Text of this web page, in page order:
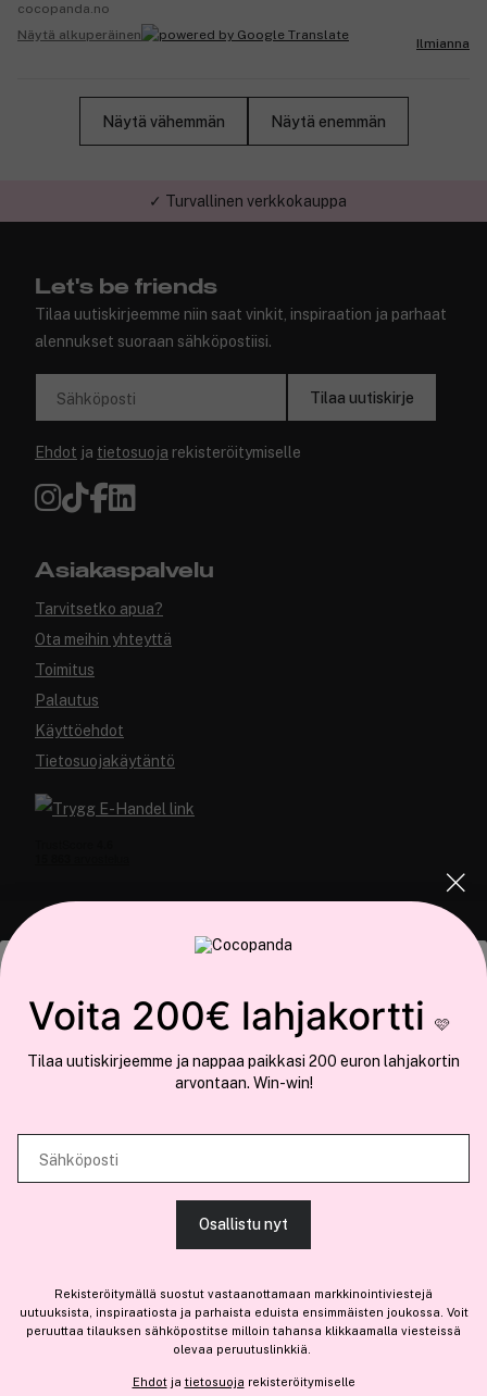
Tämä sivusto käyttää evästeitä
Käytämme evästeitä tarjoamamme sisällön ja mainosten
räätälöimiseen, sosiaalisen median ominaisuuksien tukemiseen ja
käytät sivustoamme. Kumppanimme voivat yhdistää näitä tietoja muihin
cocopanda.no
Näytä alkuperäinen
Ilmianna
Näytä vähemmän Näytä enemmän
✓ Turvallinen verkkokauppa
Let's be friends
Tilaa uutiskirjeemme niin saat vinkit, inspiraation ja parhaat
alennukset suoraan sähköpostiisi.
Sähköposti Tilaa uutiskirje
Ehdot ja tietosuoja rekisteröitymiselle
Asiakaspalvelu
Tarvitsetko apua?
Ota meihin yhteyttä
Toimitus
Palautus
Käyttöehdot
Tietosuojakäytäntö
Meistä
Olemme osaBrandsdal Group AS
Jos haluat henkilökohtaista neuvoa ammattitason hiustuotteista,
Voita 200€ lahjakortti 🩷
Tilaa uutiskirjeemme ja nappaa paikkasi 200 euron lahjakortin
arvontaan. Win-win!
Sähköposti
Osallistu nyt
Rekisteröitymällä suostut vastaanottamaan markkinointiviestejä
uutuuksista, inspiraatiosta ja parhaista eduista ensimmäisten joukossa. Voit
peruuttaa tilauksen sähköpostitse milloin tahansa klikkaamalla viesteissä
olevaa peruutuslinkkiä.
Ehdotja tietosuoja rekisteröitymiselle